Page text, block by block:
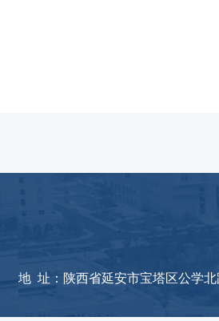
地 址：陕西省延安市宝塔区公学北